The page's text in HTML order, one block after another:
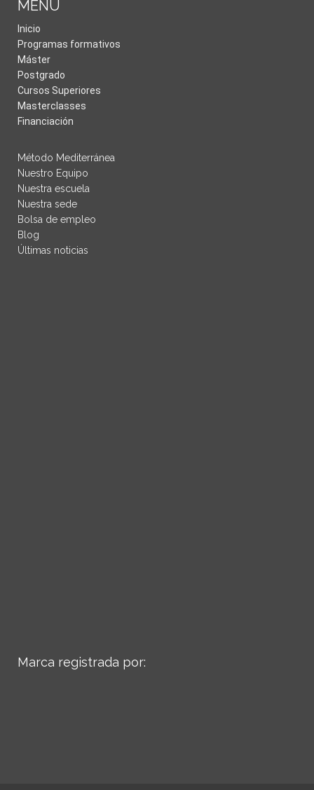
MENÚ
Inicio
Programas formativos
Máster
Postgrado
Cursos Superiores
Masterclasses
Financiación
Método Mediterránea
Nuestro Equipo
Nuestra escuela
Nuestra sede
Bolsa de empleo
Blog
Últimas noticias
Marca registrada por: